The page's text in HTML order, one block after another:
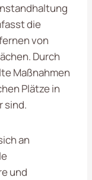
die
von
Durch
Maßnahmen
Plätze in
sind.
an
und